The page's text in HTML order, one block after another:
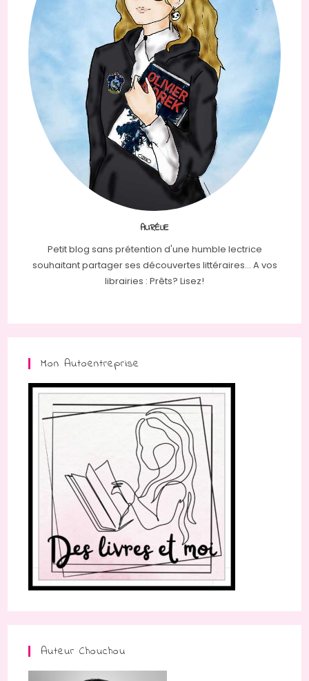
AURÉLIE
Petit blog sans prétention d'une humble lectrice
souhaitant partager ses découvertes littéraires... A vos
librairies : Prêts? Lisez!
Mon Autoentreprise
Auteur Chouchou